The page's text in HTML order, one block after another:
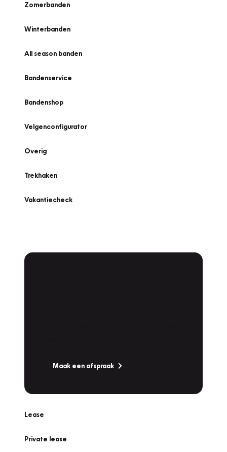
Zomerbanden
Winterbanden
All season banden
Bandenservice
Bandenshop
Velgenconfigurator
Overig
Trekhaken
Vakantiecheck
Maak een afspraak
Lease
Private lease